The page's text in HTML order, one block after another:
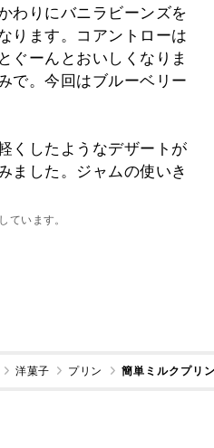
わりにバニラビーンズを
ります。コアントローは
ぐーんとおいしくなりま
で。今回はブルーベリー
くしたようなデザートが
ました。ジャムの使いき
ています。
洋菓子 プリン 簡単ミルクプリ